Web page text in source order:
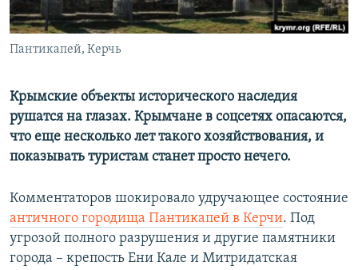
ELIFBE
УКРАИНСКАЯ ПРОБЛЕМА КРЫМА
Пантикапей, Керчь
Крымские объекты исторического наследия
рушатся на глазах. Крымчане в соцсетях опасаются,
что еще несколько лет такого хозяйствования, и
показывать туристам станет просто нечего.
Комментаторов шокировало удручающее состояние
античного городища Пантикапей в Керчи. Под
угрозой полного разрушения и другие памятники
города – крепость Ени Кале и Митридатская